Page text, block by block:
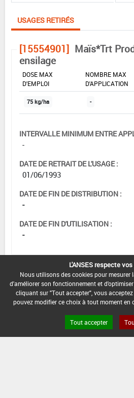
USAGES RETIRÉS
[15554901] Maïs*Trt
ensilage
DOSE MAX
D'EMPLOI
NOMBRE MAX
D'APPLICATION
75 kg/ha -
INTERVALLE MINIMUM ENTRE
-
DATE DE RETRAIT DE L'USAGE :
01/06/1993
DATE DE FIN DE DISTRIBUTION :
-
DATE DE FIN D'UTILISATION :
-
L'ANSES respecte
Nous utilisons des cookies pour
d'améliorer son fonctionnement et
cliquant sur "Tout accepter", vous
pouvez modifier ce choix à tout moment en
Tout accepter